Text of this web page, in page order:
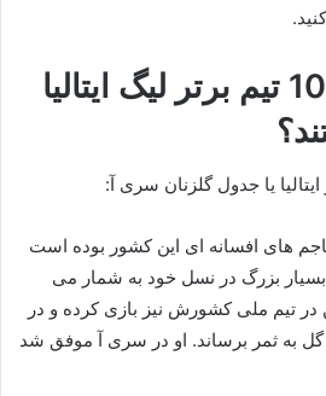
برترین گلزنان 10 تیم برتر لیگ ایتالیا
یا جدول گلزنان سری آ:
های افسانه ای این کشور بوده است
بسیار بزرگ در نسل خود به شمار می
تیم ملی کشورش نیز بازی کرده و در
34 بازی توانسته 30 گل به ثمر برساند. او در سری آ موفق شد